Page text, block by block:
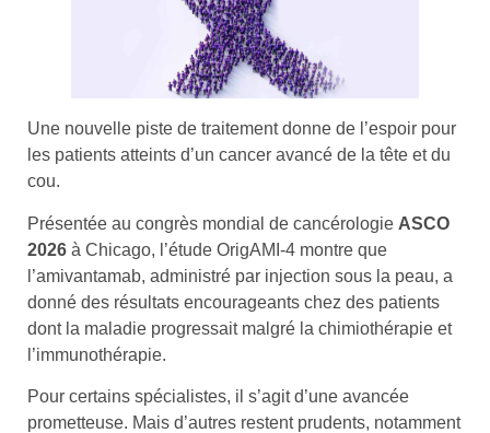
Une nouvelle piste de traitement donne de l’espoir pour
les patients atteints d’un cancer avancé de la tête et du
cou.
Présentée au congrès mondial de cancérologie ASCO
2026 à Chicago, l’étude OrigAMI-4 montre que
l’amivantamab, administré par injection sous la peau, a
donné des résultats encourageants chez des patients
dont la maladie progressait malgré la chimiothérapie et
l’immunothérapie.
Pour certains spécialistes, il s’agit d’une avancée
prometteuse. Mais d’autres restent prudents, notamment